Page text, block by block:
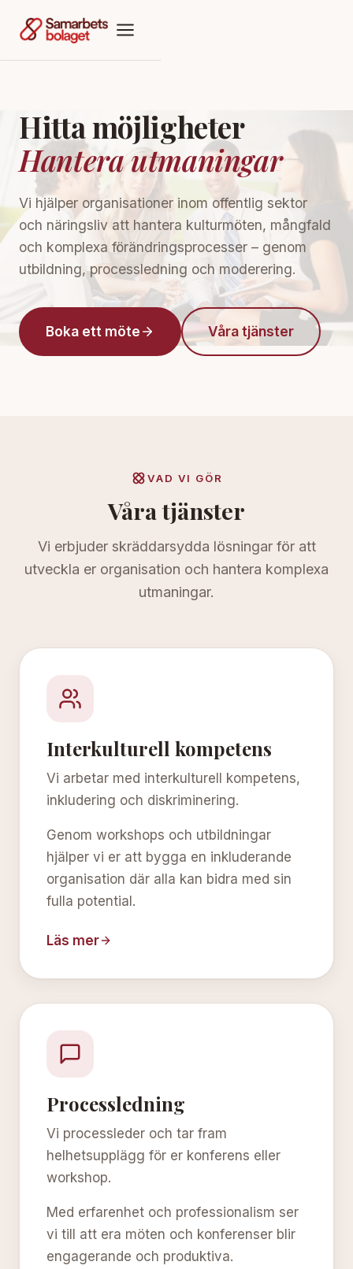
Hitta möjligheter
Hantera utmaningar
Vi hjälper organisationer inom offentlig sektor
och näringsliv att hantera kulturmöten, mångfald
och komplexa förändringsprocesser – genom
utbildning, processledning och moderering.
Boka ett möte Våra tjänster
VAD VI GÖR
Våra tjänster
Vi erbjuder skräddarsydda lösningar för att
utveckla er organisation och hantera komplexa
utmaningar.
Interkulturell kompetens
Vi arbetar med interkulturell kompetens,
inkludering och diskriminering.
Genom workshops och utbildningar
hjälper vi er att bygga en inkluderande
organisation där alla kan bidra med sin
fulla potential.
Läs mer
Processledning
Vi processleder och tar fram
helhetsupplägg för er konferens eller
workshop.
Med erfarenhet och professionalism ser
vi till att era möten och konferenser blir
engagerande och produktiva.